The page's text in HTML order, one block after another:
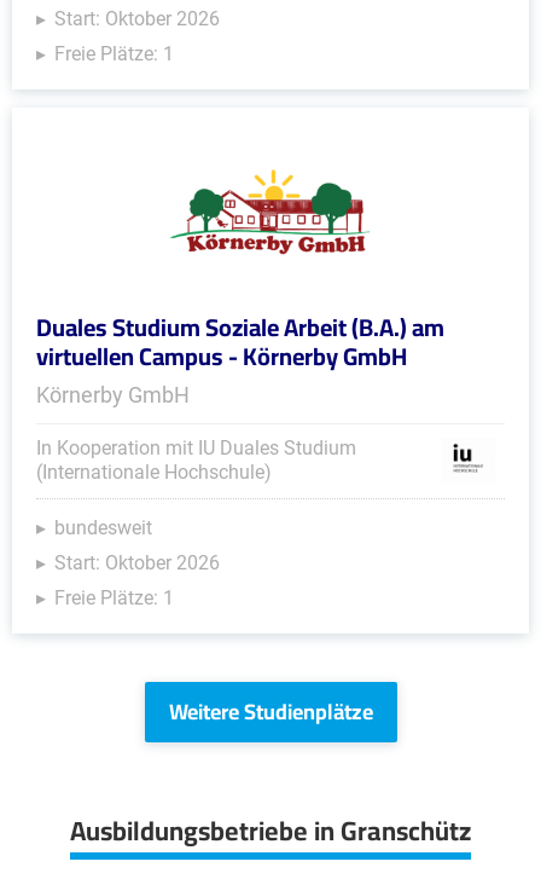
Start: Oktober 2026
Freie Plätze: 1
Duales Studium Soziale Arbeit (B.A.) am
virtuellen Campus - Körnerby GmbH
Körnerby GmbH
In Kooperation mit IU Duales Studium
(Internationale Hochschule)
bundesweit
Start: Oktober 2026
Freie Plätze: 1
Weitere Studienplätze
Ausbildungsbetriebe in Granschütz